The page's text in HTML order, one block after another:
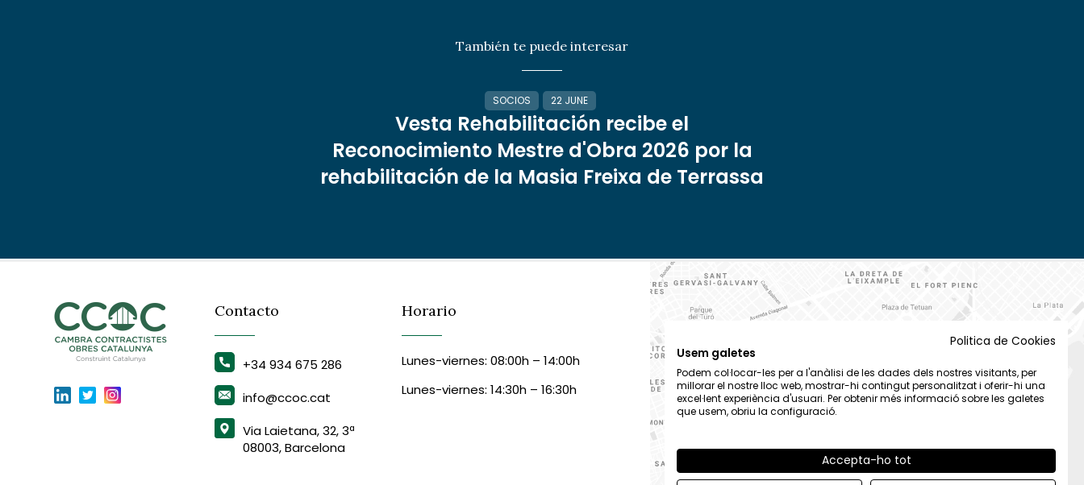
También te puede interesar
SOCIOS 22 JUNE
Vesta Rehabilitación recibe el
Reconocimiento Mestre d'Obra 2026 por la
rehabilitación de la Masia Freixa de Terrassa
Contacto
+34 934 675 286
info@ccoc.cat
Via Laietana, 32, 3ª
08003, Barcelona
Horario
Lunes-viernes: 08:00h – 14:00h
Lunes-viernes: 14:30h – 16:30h
Politica de Cookies
Usem galetes
Podem col·locar-les per a l'anàlisi de les dades dels nostres visitants, per
millorar el nostre lloc web, mostrar-hi contingut personalitzat i oferir-hi una
excel·lent experiència d'usuari. Per obtenir més informació sobre les galetes
que usem, obriu la configuració.
Accepta-ho tot